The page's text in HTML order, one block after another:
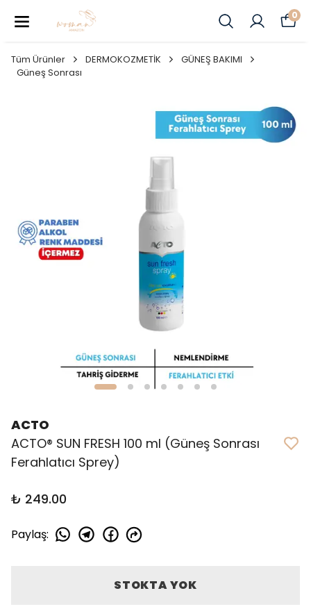
0
Tüm Ürünler DERMOKOZMETİK
GÜNEŞ BAKIMI
Güneş Sonrası
ACTO
ACTO® SUN FRESH 100 ml (Güneş Sonrası
Ferahlatıcı Sprey)
₺ 249.00
Paylaş:
STOKTA YOK